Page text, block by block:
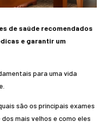
de saúde recomendados
e garantir um
para uma vida
são os principais exames
mais velhos e como eles